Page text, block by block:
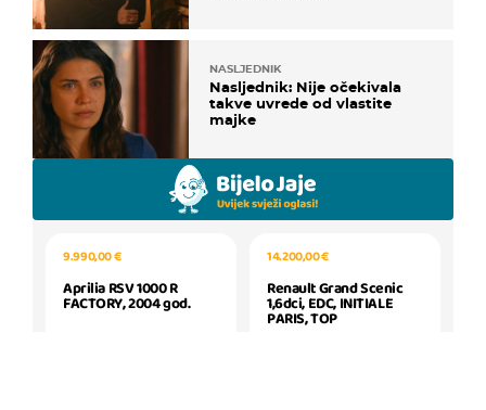
NASLJEDNIK
Nasljednik: Nije očekivala
takve uvrede od vlastite
majke
9.990,00 €
Aprilia RSV 1000 R
FACTORY, 2004 god.
14.200,00 €
Renault Grand Scenic
1,6dci, EDC, INITIALE
PARIS, TOP